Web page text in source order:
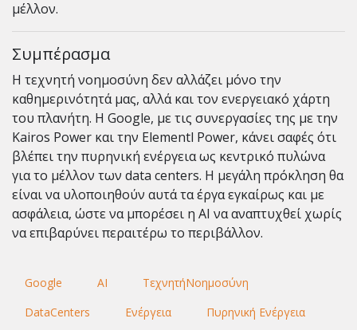
μέλλον.
Συμπέρασμα
Η τεχνητή νοημοσύνη δεν αλλάζει μόνο την
καθημερινότητά μας, αλλά και τον ενεργειακό χάρτη
του πλανήτη. Η Google, με τις συνεργασίες της με την
Kairos Power και την Elementl Power, κάνει σαφές ότι
βλέπει την πυρηνική ενέργεια ως κεντρικό πυλώνα
για το μέλλον των data centers. Η μεγάλη πρόκληση θα
είναι να υλοποιηθούν αυτά τα έργα εγκαίρως και με
ασφάλεια, ώστε να μπορέσει η AI να αναπτυχθεί χωρίς
να επιβαρύνει περαιτέρω το περιβάλλον.
Google AI
ΤεχνητήΝοημοσύνη
DataCenters
Ενέργεια Πυρηνική Ενέργεια